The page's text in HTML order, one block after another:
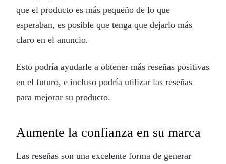
que el producto es más pequeño de lo que
esperaban, es posible que tenga que dejarlo más
claro en el anuncio.
Esto podría ayudarle a obtener más reseñas positivas
en el futuro, e incluso podría utilizar las reseñas
para mejorar su producto.
Aumente la confianza en su marca
Las reseñas son una excelente forma de generar